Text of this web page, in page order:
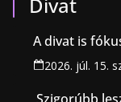
Divat
A divat is
2026. júl. 15.